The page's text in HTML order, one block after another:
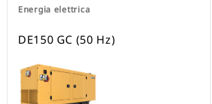
Energia elettrica
DE150 GC (50 Hz)